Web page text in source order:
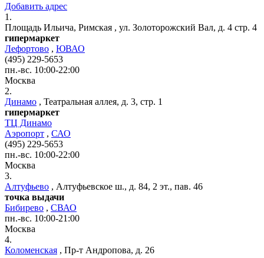
Добавить адрес
1.
Площадь Ильича, Римская , ул. Золоторожский Вал, д. 4 стр. 4
гипермаркет
Лефортово , ЮВАО
(495) 229-5653
пн.-вс. 10:00-22:00
Москва
2.
Динамо , Театральная аллея, д. 3, стр. 1
гипермаркет
ТЦ Динамо
Аэропорт , САО
(495) 229-5653
пн.-вс. 10:00-22:00
Москва
3.
Алтуфьево , Алтуфьевское ш., д. 84, 2 эт., пав. 46
точка выдачи
Бибирево , СВАО
пн.-вс. 10:00-21:00
Москва
4.
Коломенская , Пр-т Андропова, д. 26